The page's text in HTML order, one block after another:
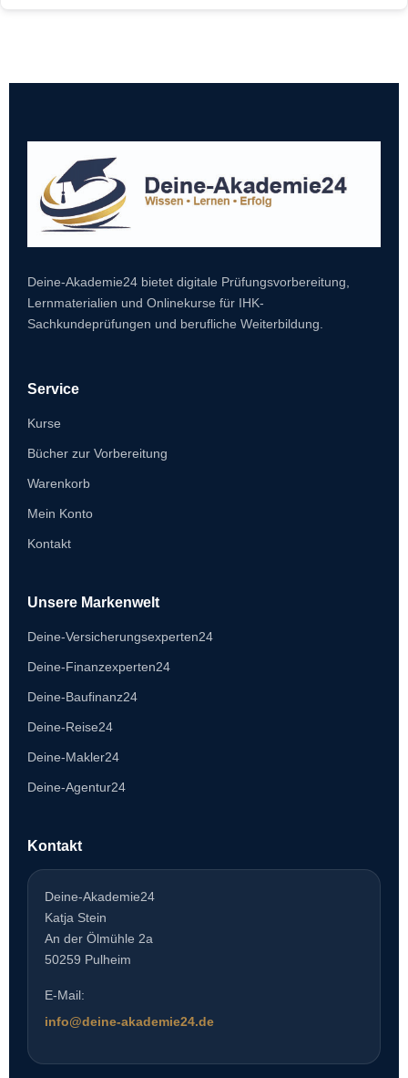
Deine-Akademie24 bietet digitale Prüfungsvorbereitung,
Lernmaterialien und Onlinekurse für IHK-
Sachkundeprüfungen und berufliche Weiterbildung.
Service
Kurse
Bücher zur Vorbereitung
Warenkorb
Mein Konto
Kontakt
Unsere Markenwelt
Deine-Versicherungsexperten24
Deine-Finanzexperten24
Deine-Baufinanz24
Deine-Reise24
Deine-Makler24
Deine-Agentur24
Kontakt
Deine-Akademie24
Katja Stein
An der Ölmühle 2a
50259 Pulheim
E-Mail:
info@deine-akademie24.de